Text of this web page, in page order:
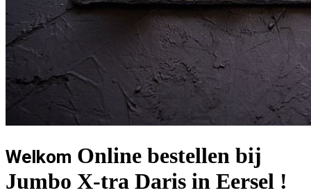
Welkom Online bestellen bij
Jumbo X-tra Daris in Eersel !